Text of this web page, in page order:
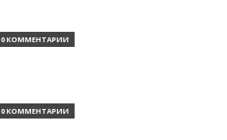
0 КОММЕНТАРИИ
0 КОММЕНТАРИИ